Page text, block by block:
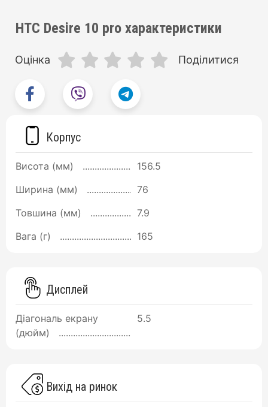
HTC Desire 10 pro характеристики
Оцінка Поділитися
Корпус
Висота (мм)
156.5
Ширина (мм)
76
Товшина (мм)
7.9
Вага (г)
165
Дисплей
Діагональ екрану
(дюйм)
5.5
Вихід на ринок